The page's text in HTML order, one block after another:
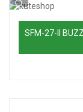
SFM-27-II